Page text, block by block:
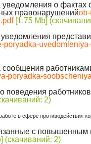
о фактах
правонарушений
[1,75 Mb]
poryadka-
poryadka-
поведения
2)
в сфере противодействия
с повышенным
(cкачиваний: 2)